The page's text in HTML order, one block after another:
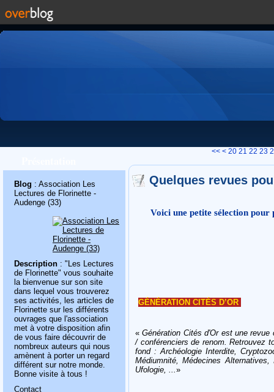
Blog : Association Les
Lectures de Florinette -
Audenge (33)
Description : "Les Lectures
de Florinette" vous souhaite
la bienvenue sur son site
dans lequel vous trouverez
ses activités, les articles de
Florinette sur les différents
ouvrages que l'association
met à votre disposition afin
de vous faire découvrir de
nombreux auteurs qui nous
amènent à porter un regard
différent sur notre monde.
Bonne visite à tous !
Contact
<< < 10
20 21 22 23
Quelques revues
Voici une petite sélection pour
GÉNÉRATION CITÉS D’OR
«Génération Cités d'Or est une
/ conférenciers de renom. Retrouvez
fond : Archéologie Interdite,
Médiumnité, Médecines
Ufologie, ...»